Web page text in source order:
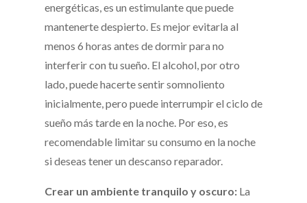
energéticas, es un estimulante que puede
mantenerte despierto. Es mejor evitarla al
menos 6 horas antes de dormir para no
interferir con tu sueño. El alcohol, por otro
lado, puede hacerte sentir somnoliento
inicialmente, pero puede interrumpir el ciclo de
sueño más tarde en la noche. Por eso, es
recomendable limitar su consumo en la noche
si deseas tener un descanso reparador.
Crear un ambiente tranquilo y oscuro:La